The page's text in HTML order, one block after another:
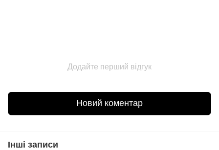
Додайте перший відгук
Новий коментар
Інші записи